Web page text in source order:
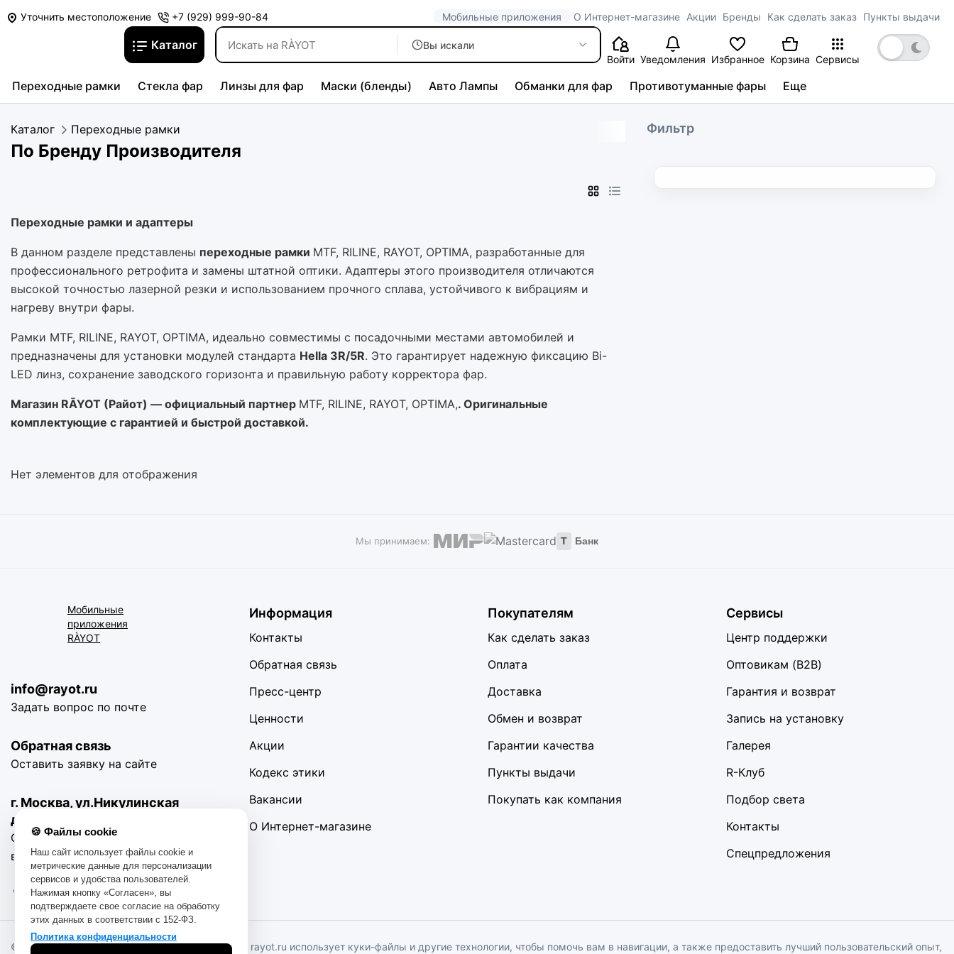
Уточнить местоположение +7 (929) 999-90-84 Мобильные приложения О Интернет-магазине Акции Бренды Как сделать заказ Пункты выдачи
Каталог
Вы искали
Войти Уведомления Избранное Корзина Сервисы
Переходные рамки Стекла фар Линзы для фар Маски (бленды) Авто Лампы Обманки для фар Противотуманные фары Еще
Каталог Переходные рамки
По Бренду Производителя
Переходные рамки и адаптеры
В данном разделе представлены переходные рамки MTF, RILINE, RAYOT, OPTIMA, разработанные для
профессионального ретрофита и замены штатной оптики. Адаптеры этого производителя отличаются
высокой точностью лазерной резки и использованием прочного сплава, устойчивого к вибрациям и
нагреву внутри фары.
Рамки MTF, RILINE, RAYOT, OPTIMA, идеально совместимы с посадочными местами автомобилей и
предназначены для установки модулей стандарта Hella 3R/5R. Это гарантирует надежную фиксацию Bi-
LED линз, сохранение заводского горизонта и правильную работу корректора фар.
Магазин RĀYOT (Райот) — официальный партнер MTF, RILINE, RAYOT, OPTIMA,. Оригинальные
комплектующие с гарантией и быстрой доставкой.
Нет элементов для отображения
Фильтр
Мы принимаем: Т Банк
Мобильные
приложения
RÀYOT
info@rayot.ru
Задать вопрос по почте
Обратная связь
Оставить заявку на сайте
г. Москва, ул.Никулинская
д11 корп.4
С 10:00 до 19:00 Без
выходных
Информация
Контакты
Обратная связь
Пресс-центр
Ценности
Акции
Кодекс этики
Вакансии
О Интернет-магазине
Покупателям
Как сделать заказ
Оплата
Доставка
Обмен и возврат
Гарантии качества
Пункты выдачи
Покупать как компания
Сервисы
Центр поддержки
Оптовикам (B2B)
Гарантия и возврат
Запись на установку
Галерея
R-Клуб
Подбор света
Контакты
Спецпредложения
© 2016-2025. «RAYOT», официальный сайт. Сайт rayot.ru использует куки-файлы и другие технологии, чтобы помочь вам в навигации, а также предоставить лучший пользовательский опыт,
🍪 Файлы cookie
Наш сайт использует файлы cookie и
метрические данные для персонализации
сервисов и удобства пользователей.
Нажимая кнопку «Согласен», вы
подтверждаете свое согласие на обработку
этих данных в соответствии с 152-ФЗ.
Политика конфиденциальности